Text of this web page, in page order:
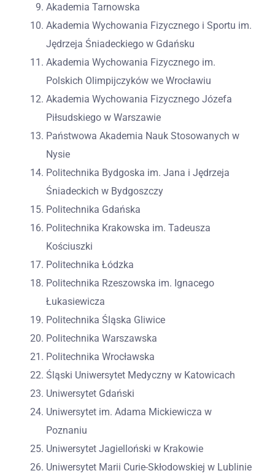
Akademia Tarnowska
Akademia Wychowania Fizycznego i Sportu im.
Jędrzeja Śniadeckiego w Gdańsku
Akademia Wychowania Fizycznego im.
Polskich Olimpijczyków we Wrocławiu
Akademia Wychowania Fizycznego Józefa
Piłsudskiego w Warszawie
Państwowa Akademia Nauk Stosowanych w
Nysie
Politechnika Bydgoska im. Jana i Jędrzeja
Śniadeckich w Bydgoszczy
Politechnika Gdańska
Politechnika Krakowska im. Tadeusza
Kościuszki
Politechnika Łódzka
Politechnika Rzeszowska im. Ignacego
Łukasiewicza
Politechnika Śląska Gliwice
Politechnika Warszawska
Politechnika Wrocławska
Śląski Uniwersytet Medyczny w Katowicach
Uniwersytet Gdański
Uniwersytet im. Adama Mickiewicza w
Poznaniu
Uniwersytet Jagielloński w Krakowie
Uniwersytet Marii Curie-Skłodowskiej w Lublinie